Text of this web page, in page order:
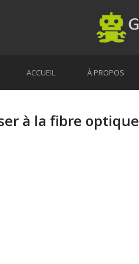
ACCUEIL À PROPOS
à la fibre optique